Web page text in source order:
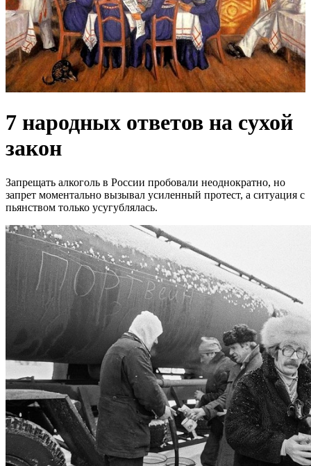
7 народных ответов на сухой
закон
Запрещать алкоголь в России пробовали неоднократно, но
запрет моментально вызывал усиленный протест, а ситуация с
пьянством только усугублялась.